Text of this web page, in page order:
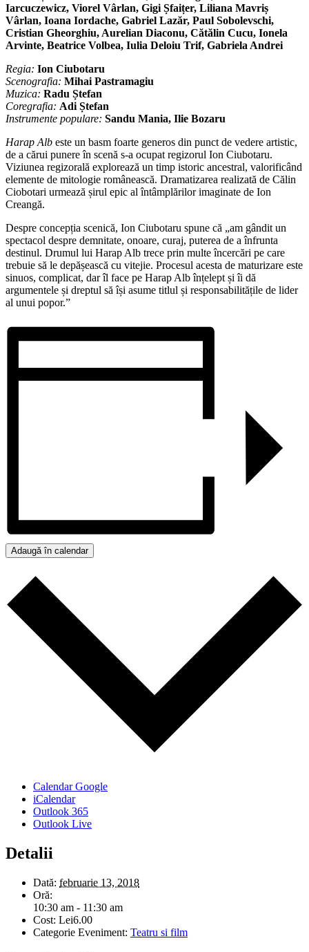
Iarcuczewicz, Viorel Vârlan, Gigi Șfaițer, Liliana Mavriș
Vârlan, Ioana Iordache, Gabriel Lazăr, Paul Sobolevschi,
Cristian Gheorghiu, Aurelian Diaconu, Cătălin Cucu, Ionela
Arvinte, Beatrice Volbea, Iulia Deloiu Trif, Gabriela Andrei
Regia: Ion Ciubotaru
Scenografia: Mihai Pastramagiu
Muzica: Radu Ștefan
Coregrafia: Adi Ștefan
Instrumente populare: Sandu Mania, Ilie Bozaru
Harap Alb este un basm foarte generos din punct de vedere artistic,
de a cărui punere în scenă s-a ocupat regizorul Ion Ciubotaru.
Viziunea regizorală explorează un timp istoric ancestral, valorificând
elemente de mitologie românească. Dramatizarea realizată de Călin
Ciobotari urmează șirul epic al întâmplărilor imaginate de Ion
Creangă.
Despre concepția scenică, Ion Ciubotaru spune că „am gândit un
spectacol despre demnitate, onoare, curaj, puterea de a înfrunta
destinul. Drumul lui Harap Alb trece prin multe încercări pe care
trebuie să le depășească cu vitejie. Procesul acesta de maturizare este
sinuos, complicat, dar îl face pe Harap Alb înțelept și îi dă
argumentele și dreptul să își asume titlul și responsabilitățile de lider
al unui popor.”
Adaugă în calendar
Calendar Google
iCalendar
Outlook 365
Outlook Live
Detalii
Dată: februarie 13, 2018
Oră:
10:30 am - 11:30 am
Cost: Lei6.00
Categorie Eveniment: Teatru si film